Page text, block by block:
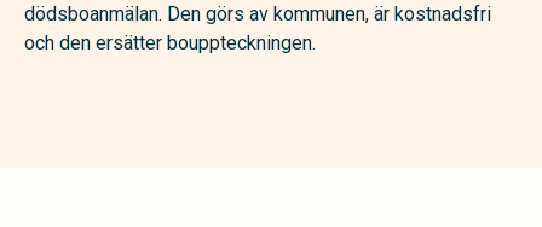
dödsboanmälan. Den görs av kommunen, är kost­nadsfri
och den ersätter bouppteckningen.